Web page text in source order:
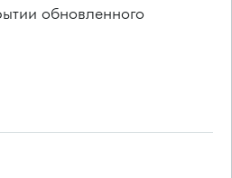
обновленного